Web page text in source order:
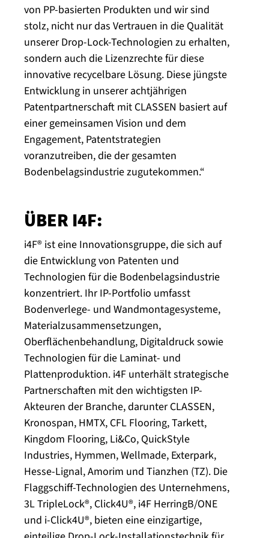
von PP-basierten Produkten und wir sind
stolz, nicht nur das Vertrauen in die Qualität
unserer Drop-Lock-Technologien zu erhalten,
sondern auch die Lizenzrechte für diese
innovative recycelbare Lösung. Diese jüngste
Entwicklung in unserer achtjährigen
Patentpartnerschaft mit CLASSEN basiert auf
einer gemeinsamen Vision und dem
Engagement, Patentstrategien
voranzutreiben, die der gesamten
Bodenbelagsindustrie zugutekommen.“
ÜBER I4F:
i4F® ist eine Innovationsgruppe, die sich auf
die Entwicklung von Patenten und
Technologien für die Bodenbelagsindustrie
konzentriert. Ihr IP-Portfolio umfasst
Bodenverlege- und Wandmontagesysteme,
Materialzusammensetzungen,
Oberflächenbehandlung, Digitaldruck sowie
Technologien für die Laminat- und
Plattenproduktion. i4F unterhält strategische
Partnerschaften mit den wichtigsten IP-
Akteuren der Branche, darunter CLASSEN,
Kronospan, HMTX, CFL Flooring, Tarkett,
Kingdom Flooring, Li&Co, QuickStyle
Industries, Hymmen, Wellmade, Exterpark,
Hesse-Lignal, Amorim und Tianzhen (TZ). Die
Flaggschiff-Technologien des Unternehmens,
3L TripleLock®, Click4U®, i4F HerringB/ONE
und i-Click4U®, bieten eine einzigartige,